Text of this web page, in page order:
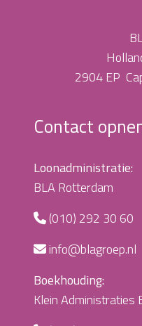
2904 EP
Contact
Loonadministratie:
BLA Rotterdam
(010) 292 30 60
info@blagroep.nl
Boekhouding:
Klein Administraties